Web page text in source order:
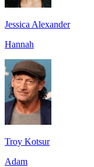
Jessica Alexander
Hannah
Troy Kotsur
Adam